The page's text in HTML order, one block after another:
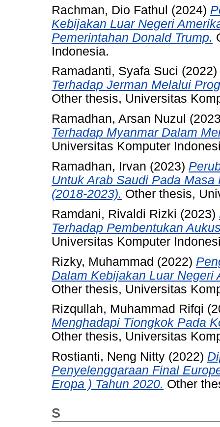
Rachman, Dio Fathul (2024)
Kebijakan Luar Negeri
Pemerintahan Donald Trump.
Indonesia.
Ramadanti, Syafa Suci (2022)
Terhadap Jerman Melalui
Other thesis, Universitas
Ramadhan, Arsan Nuzul
Terhadap Myanmar Dalam
Universitas Komputer
Ramadhan, Irvan (2023)
Untuk Arab Saudi Pada
(2018-2023). Other thesis,
Ramdani, Rivaldi Rizki (2023)
Terhadap Pembentukan
Universitas Komputer
Rizky, Muhammad (2022)
Dalam Kebijakan Luar Negeri
Other thesis, Universitas
Rizqullah, Muhammad Rifqi
Menghadapi Tiongkok Pada
Other thesis, Universitas
Rostianti, Neng Nitty (2022)
Penyelenggaraan Final
Eropa ) Tahun 2020. Other
S